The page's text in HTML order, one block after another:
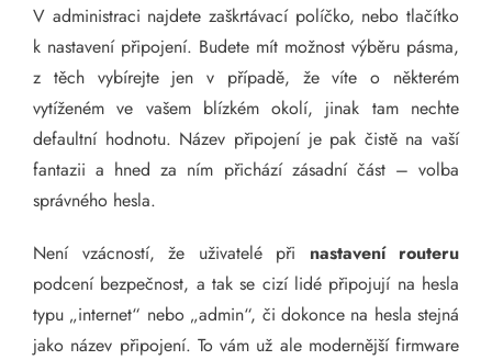
V administraci najdete zaškrtávací políčko, nebo tlačítko
k nastavení připojení. Budete mít možnost výběru pásma,
z těch vybírejte jen v případě, že víte o některém
vytíženém ve vašem blízkém okolí, jinak tam nechte
defaultní hodnotu. Název připojení je pak čistě na vaší
fantazii a hned za ním přichází zásadní část – volba
správného hesla.
Není vzácností, že uživatelé při nastavení routeru
podcení bezpečnost, a tak se cizí lidé připojují na hesla
typu „internet“ nebo „admin“, či dokonce na hesla stejná
jako název připojení. To vám už ale modernější firmware